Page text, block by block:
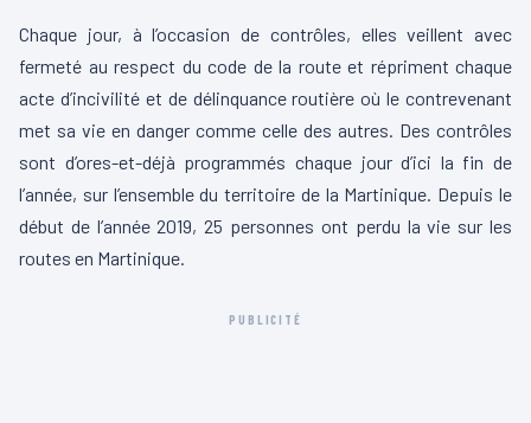
Chaque jour, à l’occasion de contrôles, elles veillent avec
fermeté au respect du code de la route et répriment chaque
acte d’incivilité et de délinquance routière où le contrevenant
met sa vie en danger comme celle des autres. Des contrôles
sont d’ores-et-déjà programmés chaque jour d’ici la fin de
l’année, sur l’ensemble du territoire de la Martinique. Depuis le
début de l’année 2019, 25 personnes ont perdu la vie sur les
routes en Martinique.
PUBLICITÉ